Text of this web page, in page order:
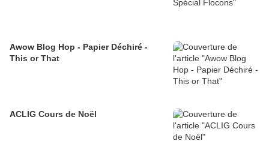
Awow Blog Hop - Papier Déchiré -
This or That
ACLIG Cours de Noël